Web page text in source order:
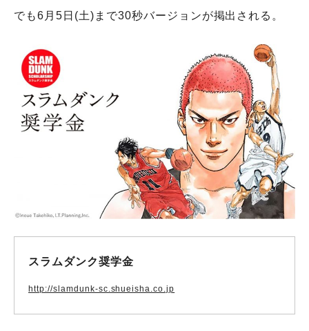
でも6月5日(土)まで30秒バージョンが掲出される。
スラムダンク奨学金
http://slamdunk-sc.shueisha.co.jp